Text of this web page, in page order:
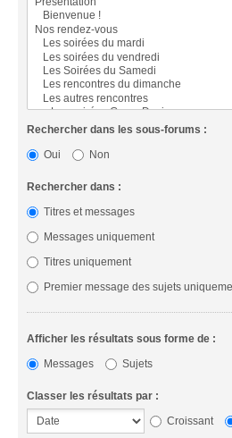
Rechercher dans les sous-forums :
Oui
Non
Rechercher dans :
Titres et messages
Messages uniquement
Titres uniquement
Premier message des sujets
Afficher les résultats sous forme de :
Messages
Sujets
Classer les résultats par :
Croissant